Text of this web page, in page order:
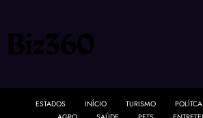
ESTADOS INÍCIO TURISMO POLÍTCA